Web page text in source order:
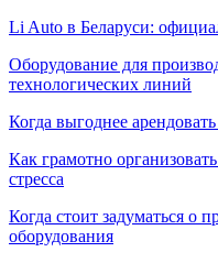
Li Auto в Беларуси:
Оборудование для
технологических линий
Когда выгоднее
Как грамотно
стресса
Когда стоит задуматься о
оборудования